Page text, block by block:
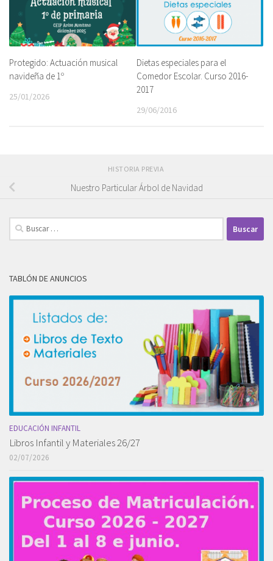
Protegido: Actuación musical
navideña de 1º
25/01/2026
Dietas especiales para el
Comedor Escolar. Curso 2016-
2017
29/06/2016
HISTORIA PREVIA
Nuestro Particular Árbol de Navidad
Buscar:
TABLÓN DE ANUNCIOS
EDUCACIÓN INFANTIL
Libros Infantil y Materiales 26/27
02/07/2026